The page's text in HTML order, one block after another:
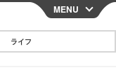
CLOSE
MENU
ライフ